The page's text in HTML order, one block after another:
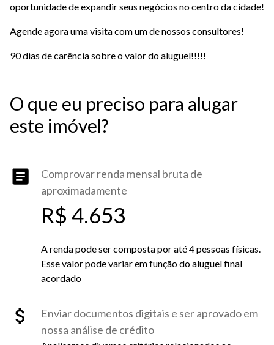
oportunidade de expandir seus negócios no centro da cidade!
Agende agora uma visita com um de nossos consultores!
90 dias de carência sobre o valor do aluguel!!!!!
O que eu preciso para alugar
este imóvel?
Comprovar renda mensal bruta de
aproximadamente
R$ 4.653
A renda pode ser composta por até 4 pessoas físicas.
Esse valor pode variar em função do aluguel final
acordado
Enviar documentos digitais e ser aprovado em
nossa análise de crédito